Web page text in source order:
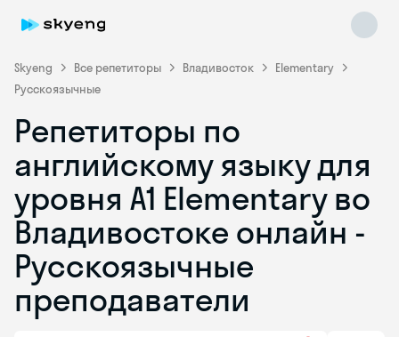
Skyeng Все репетиторы Владивосток
Elementary
Русскоязычные
Репетиторы по
английскому языку для
уровня A1 Elementary во
Владивостоке онлайн -
Русскоязычные
преподаватели
Skyeng Chat
online